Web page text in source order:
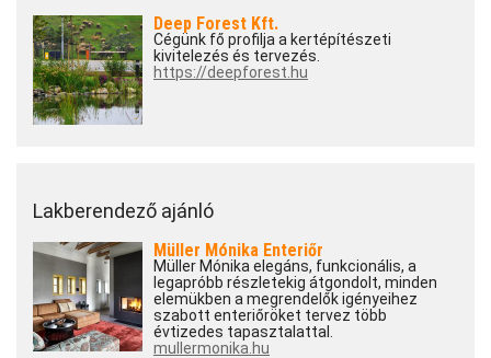
Deep Forest Kft.
Cégünk fő profilja a kertépítészeti
kivitelezés és tervezés.
https://deepforest.hu
Lakberendező ajánló
Müller Mónika Enteriőr
Müller Mónika elegáns, funkcionális, a
legapróbb részletekig átgondolt, minden
elemükben a megrendelők igényeihez
szabott enteriőröket tervez több
évtizedes tapasztalattal.
mullermonika.hu